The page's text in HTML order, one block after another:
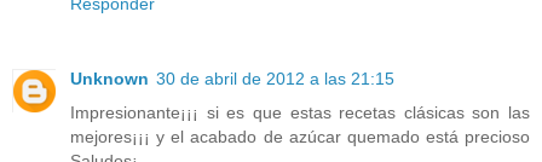
Unknown 30 de abril de 2012 a las 21:15
Impresionante¡¡¡ si es que estas recetas clásicas son las
mejores¡¡¡ y el acabado de azúcar quemado está precioso